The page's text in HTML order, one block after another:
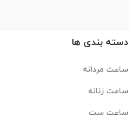
دسته بندی ها
ساعت مردانه
ساعت زنانه
ساعت ست